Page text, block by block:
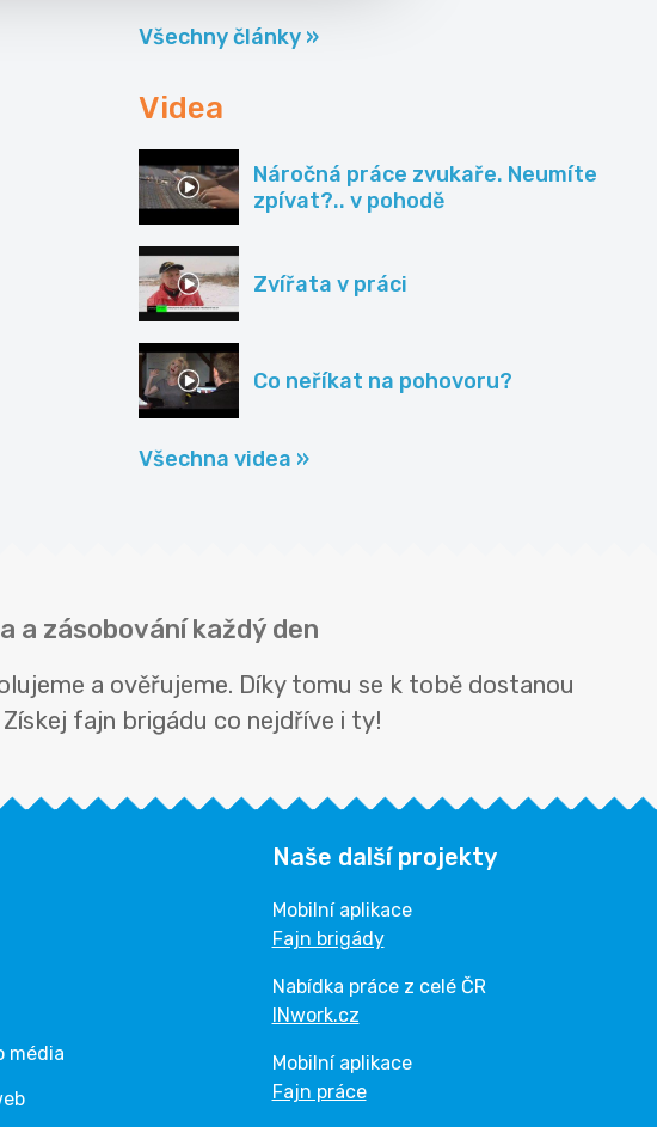
Všechny články »
Videa
Náročná práce zvukaře. Neumíte
zpívat?.. v pohodě
Zvířata v práci
Co neříkat na pohovoru?
Všechna videa »
a zásobování každý den
a ověřujeme. Díky tomu se k tobě dostanou
fajn brigádu co nejdříve i ty!
média
Naše další projekty
Mobilní aplikace
Fajn brigády
Nabídka práce z celé ČR
INwork.cz
Mobilní aplikace
Fajn práce